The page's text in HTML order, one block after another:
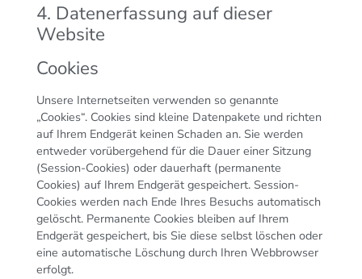
4. Datenerfassung auf dieser
Website
Cookies
Unsere Internetseiten verwenden so genannte
„Cookies“. Cookies sind kleine Datenpakete und richten
auf Ihrem Endgerät keinen Schaden an. Sie werden
entweder vorübergehend für die Dauer einer Sitzung
(Session-Cookies) oder dauerhaft (permanente
Cookies) auf Ihrem Endgerät gespeichert. Session-
Cookies werden nach Ende Ihres Besuchs automatisch
gelöscht. Permanente Cookies bleiben auf Ihrem
Endgerät gespeichert, bis Sie diese selbst löschen oder
eine automatische Löschung durch Ihren Webbrowser
erfolgt.